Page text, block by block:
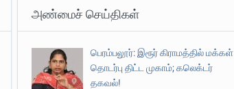
அண்மைச் செய்திகள்
பெரம்பலூர்: இரூர் கிராமத்தில் மக்கள்
தொடர்பு திட்ட முகாம்; கலெக்டர்
தகவல்!